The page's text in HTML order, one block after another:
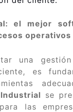
el mejor
operativos
una
es
se
las